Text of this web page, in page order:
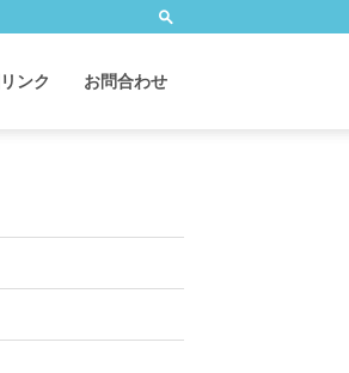
ンク お問合わせ